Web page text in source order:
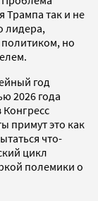
Трампа так и не
лидера,
но
год
2026 года
примут это как
что-
цикл
полемики о